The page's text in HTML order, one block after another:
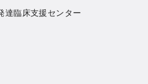
達臨床支援センター